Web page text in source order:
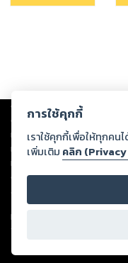
Copyright © 2026
ต่อผลงานหรือเนื้อหาใดที่อัปโห
ทรัพย์สินทางปัญญาของบุคคล
ทุกท่านโปรดใช้วิจารณญาณใน
หนึ่งส่วนใดขัดต่อกฎหมายและศี
ดำเนินการในทันที ทั้งนี้ ทาง
ลิขสิทธิ์ พ.ศ. 2537 (ฉบับล่าสุด)
For support:
Version
การใช้คุกกี้
เราใช้คุกกี้เพื่อให้ทุกค
เพิ่มเติม คลิก